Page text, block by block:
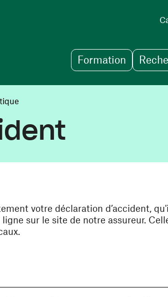
Formation
votre déclaration d’accident,
sur le site de notre assureur.